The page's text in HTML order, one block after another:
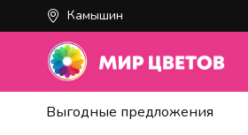
Камышин
Выгодные предложения